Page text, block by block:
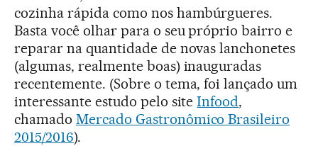
cozinha rápida como nos hambúrgueres.
Basta você olhar para o seu próprio bairro e
reparar na quantidade de novas lanchonetes
(algumas, realmente boas) inauguradas
recentemente. (Sobre o tema, foi lançado um
interessante estudo pelo siteInfood,
chamado Mercado Gastronômico Brasileiro
2015/2016).